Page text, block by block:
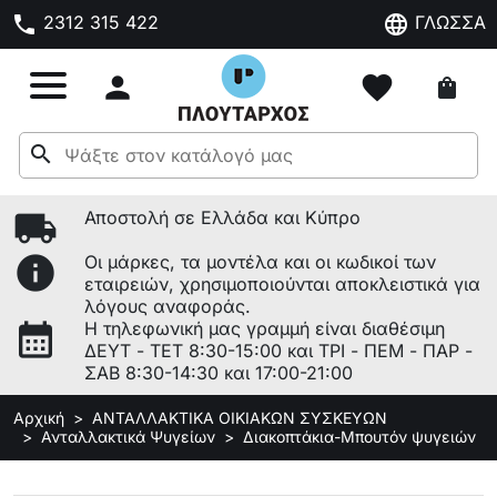
phone 2312 315 422 language ΓΛΩΣΣΑ
 favorite shopping_bag
search
local_shipping Αποστολή σε Ελλάδα και Κύπρο
info
Οι μάρκες, τα μοντέλα και οι κωδικοί των
εταιρειών, χρησιμοποιούνται αποκλειστικά για
λόγους αναφοράς.
calendar_month
Η τηλεφωνική μας γραμμή είναι διαθέσιμη
ΔΕΥΤ - ΤΕΤ 8:30-15:00 και ΤΡΙ - ΠΕΜ - ΠΑΡ -
ΣΑΒ 8:30-14:30 και 17:00-21:00
Αρχική
ΑΝΤΑΛΛΑΚΤΙΚΑ ΟΙΚΙΑΚΩΝ ΣΥΣΚΕΥΩΝ
Ανταλλακτικά Ψυγείων
Διακοπτάκια-Μπουτόν ψυγειών